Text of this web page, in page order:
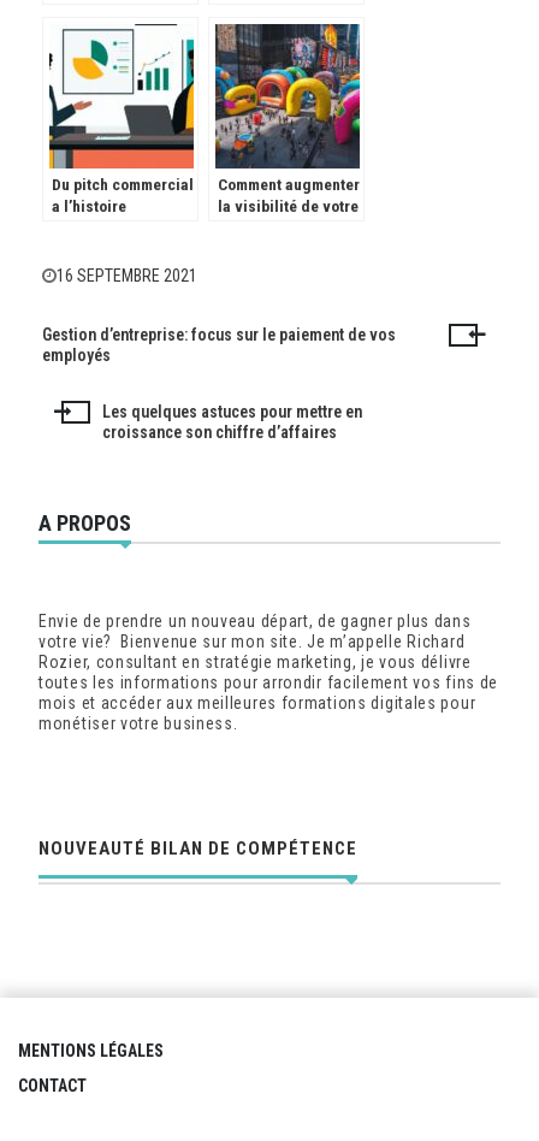
internet
en silicone
Du pitch commercial
a l’histoire
clients
Comment augmenter
la visibilité de votre
16 SEPTEMBRE 2021
Navigation
l’article
Gestion d’entreprise: focus sur le paiement de vos
employés
Les quelques astuces pour mettre en
croissance son chiffre d’affaires
A PROPOS
Envie de prendre un nouveau départ, de gagner plus dans
votre vie? Bienvenue sur mon site. Je m’appelle Richard
Rozier, consultant en stratégie marketing, je vous délivre
toutes les informations pour arrondir facilement vos fins de
mois et accéder aux meilleures formations digitales pour
monétiser votre business.
NOUVEAUTÉ BILAN DE COMPÉTENCE
MENTIONS LÉGALES
CONTACT